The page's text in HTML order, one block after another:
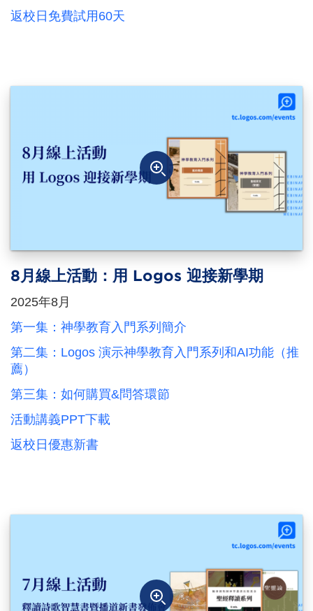
返校日免費試用60天
8月線上活動：用 Logos 迎接新學期
2025年8月
第一集：神學教育入門系列簡介
第二集：Logos 演示神學教育入門系列和AI功能（推
薦）
第三集：如何購買&問答環節
活動講義PPT下載
返校日優惠新書